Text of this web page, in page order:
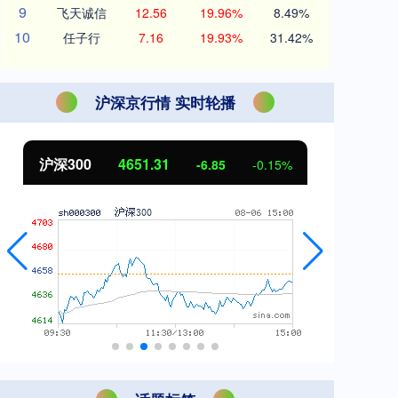
9 飞天诚信 12.56 19.96% 8.49%
10 任子行 7.16 19.93% 31.42%
沪深京行情 实时轮播
沪深300 4651.31 -6.85 -0.15%